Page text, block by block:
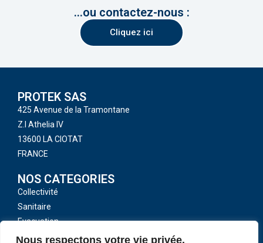
Nous respectons votre vie privée.
...ou contactez-nous :
Cliquez ici
PROTEK SAS
425 Avenue de la Tramontane
Z.I Athelia IV
13600 LA CIOTAT
FRANCE
NOS CATEGORIES
Collectivité
Sanitaire
Evacuation
Toutes nos catégories